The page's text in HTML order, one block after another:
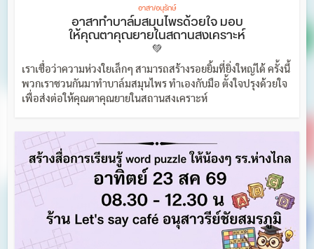
อาสา/อนุรักษ์
อาสาทำบาล์มสมุนไพรด้วยใจ มอบ
ให้คุณตาคุณยายในสถานสงเคราะห์
💚
เราเชื่อว่าความห่วงใยเล็กๆ สามารถสร้างรอยยิ้มที่ยิ่งใหญ่ได้ ครั้งนี้
พวกเราชวนกันมาทำบาล์มสมุนไพร ทำเองกับมือ ตั้งใจปรุงด้วยใจ
เพื่อส่งต่อให้คุณตาคุณยายในสถานสงเคราะห์